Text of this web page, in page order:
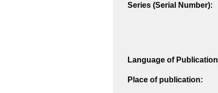
Series (Serial Number):
Language of
Place of publication: